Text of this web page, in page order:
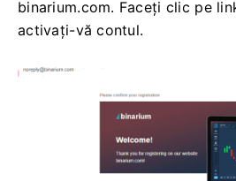
binarium.com. Faceți clic pe
activați-vă contul.